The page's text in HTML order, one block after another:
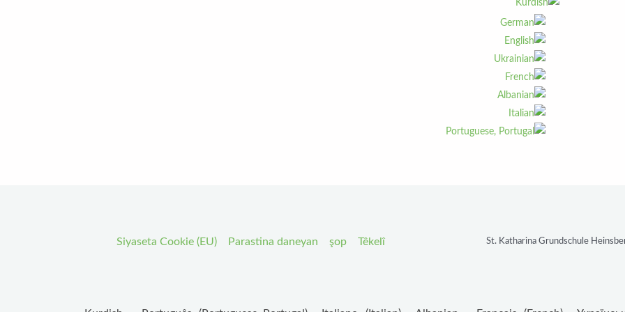
Têkelî
şop
Parastina daneyan
Siyaseta Cookie (EU)